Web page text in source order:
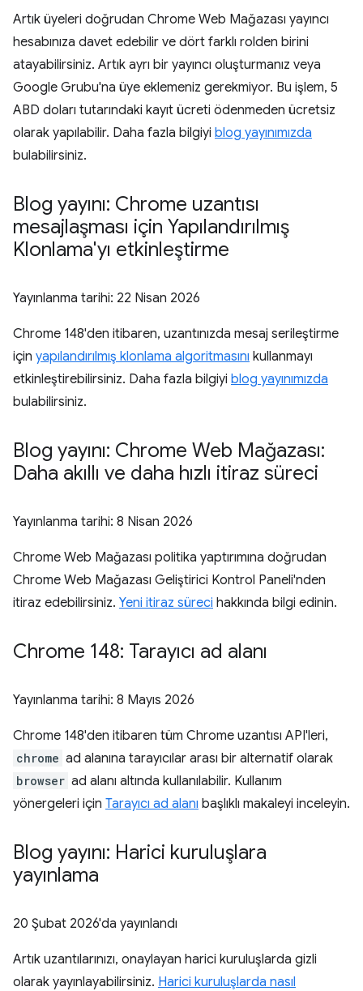
Artık üyeleri doğrudan Chrome Web Mağazası yayıncı
hesabınıza davet edebilir ve dört farklı rolden birini
atayabilirsiniz. Artık ayrı bir yayıncı oluşturmanız veya
Google Grubu'na üye eklemeniz gerekmiyor. Bu işlem, 5
ABD doları tutarındaki kayıt ücreti ödenmeden ücretsiz
olarak yapılabilir. Daha fazla bilgiyi blog yayınımızda
bulabilirsiniz.
Blog yayını: Chrome uzantısı
mesajlaşması için Yapılandırılmış
Klonlama'yı etkinleştirme
Yayınlanma tarihi: 22 Nisan 2026
Chrome 148'den itibaren, uzantınızda mesaj serileştirme
için yapılandırılmış klonlama algoritmasını kullanmayı
etkinleştirebilirsiniz. Daha fazla bilgiyi blog yayınımızda
bulabilirsiniz.
Blog yayını: Chrome Web Mağazası:
Daha akıllı ve daha hızlı itiraz süreci
Yayınlanma tarihi: 8 Nisan 2026
Chrome Web Mağazası politika yaptırımına doğrudan
Chrome Web Mağazası Geliştirici Kontrol Paneli'nden
itiraz edebilirsiniz. Yeni itiraz süreci hakkında bilgi edinin.
Chrome 148: Tarayıcı ad alanı
Yayınlanma tarihi: 8 Mayıs 2026
Chrome 148'den itibaren tüm Chrome uzantısı API'leri,
chrome ad alanına tarayıcılar arası bir alternatif olarak
browser ad alanı altında kullanılabilir. Kullanım
yönergeleri için Tarayıcı ad alanı başlıklı makaleyi inceleyin.
Blog yayını: Harici kuruluşlara
yayınlama
20 Şubat 2026'da yayınlandı
Artık uzantılarınızı, onaylayan harici kuruluşlarda gizli
olarak yayınlayabilirsiniz. Harici kuruluşlarda nasıl